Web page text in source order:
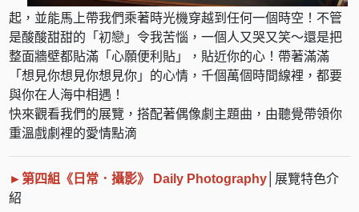
起，並能馬上帶我們乘著時光機穿越到任何一個時空！不管
是酸酸甜甜的「初戀」令我苦惱，一個人又哭又笑～還是把
整面牆壁都貼滿「心願便利貼」，貼近你的心！帶著滿滿
「想見你想見你想見你」的心情，千個萬個時間線裡，都要
與你在人海中相遇！
快來觀看我們的展覽，搭配著偶像劇主題曲，由聽覺帶領你
重溫戲劇裡的愛情點滴
►第四組 《日常．攝影》 Daily Photography │展覽特色介
紹